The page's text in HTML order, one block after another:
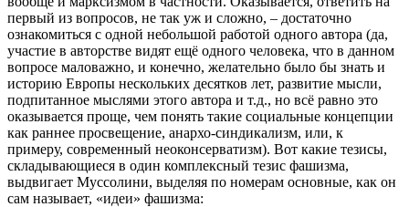
первый из вопросов, не так уж и сложно, – достаточно
ознакомиться с одной небольшой работой одного автора (да,
участие в авторстве видят ещё одного человека, что в данном
вопросе маловажно, и конечно, желательно было бы знать и
историю Европы нескольких десятков лет, развитие мысли,
подпитанное мыслями этого автора и т.д., но всё равно это
оказывается проще, чем понять такие социальные концепции
как раннее просвещение, анархо-синдикализм, или, к
примеру, современный неоконсерватизм). Вот какие тезисы,
складывающиеся в один комплексный тезис фашизма,
выдвигает Муссолини, выделяя по номерам основные, как он
сам называет, «идеи» фашизма: